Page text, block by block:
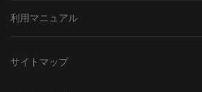
利用マニュアル
サイトマップ